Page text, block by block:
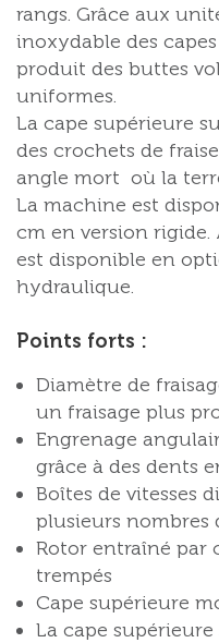
rangs. Grâce aux
inoxydable des
produit des buttes
uniformes.
La cape supérieure
des crochets de
angle mort où la
La machine est
cm en version rigide.
est disponible en
hydraulique.
Points forts :
Diamètre de
un fraisage plus
Engrenage
grâce à des dents
Boîtes de vitesses
plusieurs nombres
Rotor entraîné par
trempés
Cape supérieure
La cape